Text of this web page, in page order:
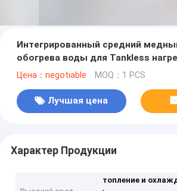
Интегрированный средний
обогрева воды для Tankless
Цена：negotiable MOQ：1 PCS
Лучшая цена
Характер Продукции
топление и
,